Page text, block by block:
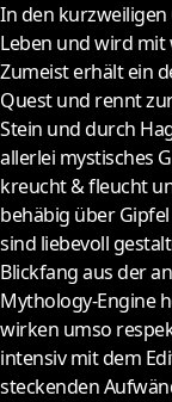
In den
Leben und wird
Zumeist erhält ein
Quest und rennt
Stein und durch
allerlei mystisches
kreucht & fleucht
behäbig über
sind liebevoll
Blickfang aus der
Mythology-Engine
wirken umso
intensiv mit dem
steckenden